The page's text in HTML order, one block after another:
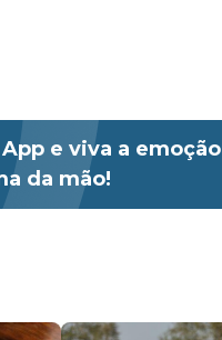
e viva a emoção
da mão!